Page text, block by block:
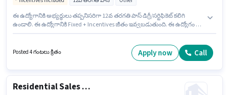
ఈ ఉద్యోగానికి అభ్యర్థులు తప్పనిసరిగా 12వ తరగతి పాస్ డిగ్రీ/సర్టిఫికెట్ కలిగి
ఉండాలి. ఈ ఉద్యోగానికి Fixed + Incentives జీతం ఇవ్వబడుతుంది. ఈ ఉద్యోగం 6 -
లు ఉద్యోగ స్థాయి మరియు కంపెనీ పాలసీలపై ఆధారపడి ఇప్పించబడతాయి. ఈ
ఉద్యోగం ఏ బ్లాక్ లేక్ టౌన్, కోల్‌కతా లో ఉంది. ఈ ఉద్యోగానికి అర్హత పొందేందుకు
Posted 4 గంటలు క్రితం Apply now Call
Residential Sales Advisor